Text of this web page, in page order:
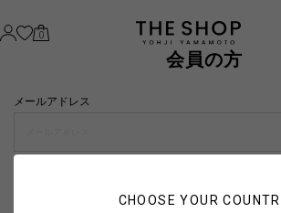
CHOOSE YOUR
0
会員の方
メールアドレス